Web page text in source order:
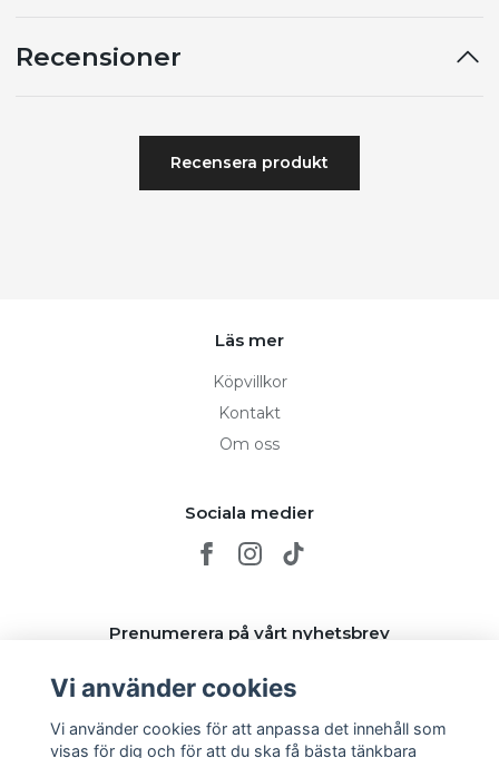
Recensioner
Recensera produkt
Läs mer
Köpvillkor
Kontakt
Om oss
Sociala medier
Prenumerera på vårt nyhetsbrev
Vi använder cookies
Vi använder cookies för att anpassa det innehåll som
visas för dig och för att du ska få bästa tänkbara